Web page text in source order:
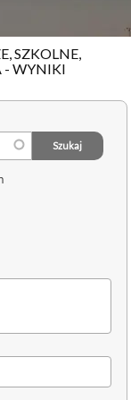
SZKOLNE,
- WYNIKI